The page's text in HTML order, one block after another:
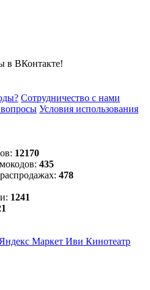
в ВКонтакте!
Сотрудничество с нами
вопросы Условия использования
12170
435
478
1241
Яндекс Маркет Иви Кинотеатр